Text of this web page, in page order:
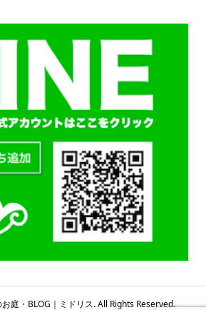
庭・BLOG｜ミドリス. All Rights Reserved.